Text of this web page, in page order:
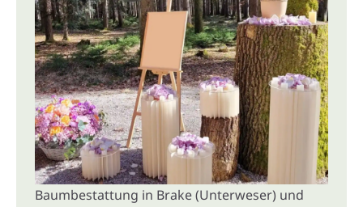
Baumbestattung in Brake (Unterweser) und